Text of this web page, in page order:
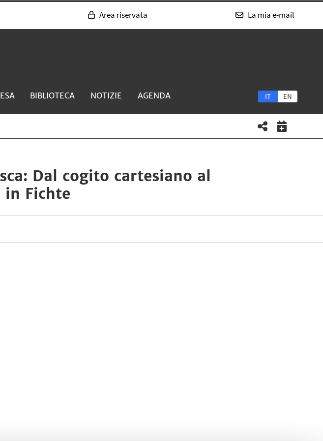
Area riservata La mia e-mail
IT EN
BIBLIOTECA NOTIZIE AGENDA
Dal cogito cartesiano al
Fichte